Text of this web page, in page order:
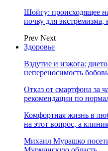
Шойгу: происходящее
почву для экстремизма,
Prev Next
Здоровье
Вздутие и изжога:
непереносимость
Отказ от смартфона за
рекомендации по
Комфортная жизнь в
на этот вопрос, а
Михаил Мурашко